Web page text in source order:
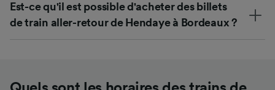
Est-ce qu'il est possible d'acheter des billets
de train aller-retour de Hendaye à Bordeaux ?